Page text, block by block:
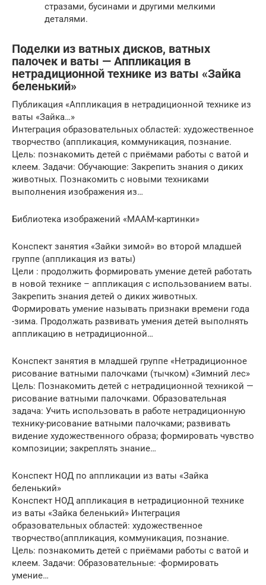
стразами, бусинами и другими мелкими
деталями.
Поделки из ватных дисков, ватных
палочек и ваты — Аппликация в
нетрадиционной технике из ваты «Зайка
беленький»
Публикация «Аппликация в нетрадиционной технике из
ваты «Зайка…»
Интеграция образовательных областей: художественное
творчество (аппликация, коммуникация, познание.
Цель: познакомить детей с приёмами работы с ватой и
клеем. Задачи: Обучающие: Закрепить знания о диких
животных. Познакомить с новыми техниками
выполнения изображения из…
Библиотека изображений «МААМ-картинки»
Конспект занятия «Зайки зимой» во второй младшей
группе (аппликация из ваты)
Цели : продолжить формировать умение детей работать
в новой технике – аппликация с использованием ваты.
Закрепить знания детей о диких животных.
Формировать умение называть признаки времени года
-зима. Продолжать развивать умения детей выполнять
аппликацию в нетрадиционной…
Конспект занятия в младшей группе «Нетрадиционное
рисование ватными палочками (тычком) «Зимний лес»
Цель: Познакомить детей с нетрадиционной техникой —
рисование ватными палочками. Образовательная
задача: Учить использовать в работе нетрадиционную
технику-рисование ватными палочками; развивать
видение художественного образа; формировать чувство
композиции; закреплять знание…
Конспект НОД по аппликации из ваты «Зайка
беленький»
Конспект НОД аппликация в нетрадиционной технике
из ваты «Зайка беленький» Интеграция
образовательных областей: художественное
творчество(аппликация, коммуникация, познание.
Цель: познакомить детей с приёмами работы с ватой и
клеем. Задачи: Образовательные: -формировать
умение…